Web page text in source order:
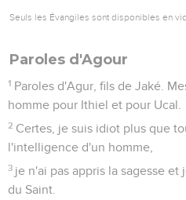
Seuls les Évangiles sont disponibles en
Paroles d'Agour
1 Paroles d'Agur, fils de Jaké.
homme pour Ithiel et pour Ucal.
2 Certes, je suis idiot plus que
l'intelligence d'un homme,
3 je n'ai pas appris la sagesse et
du Saint.